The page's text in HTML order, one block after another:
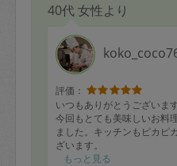
40代 女性より
評価：
いつもありがとうございま
今回もとても美味しいお料
ました。キッチンもピカピ
ざいます。
メニュー
もっと見る